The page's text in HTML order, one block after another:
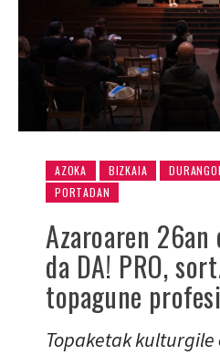
AZOKA BIZKAIA
PORTADAN
Azaroaren
da DA! PRO,
topagune
Topaketak kulturgile